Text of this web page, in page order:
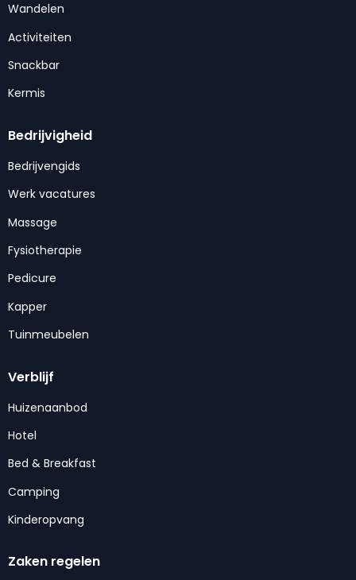
Wandelen
Activiteiten
Snackbar
Kermis
Bedrijvigheid
Bedrijvengids
Werk vacatures
Massage
Fysiotherapie
Pedicure
Kapper
Tuinmeubelen
Verblijf
Huizenaanbod
Hotel
Bed & Breakfast
Camping
Kinderopvang
Zaken regelen